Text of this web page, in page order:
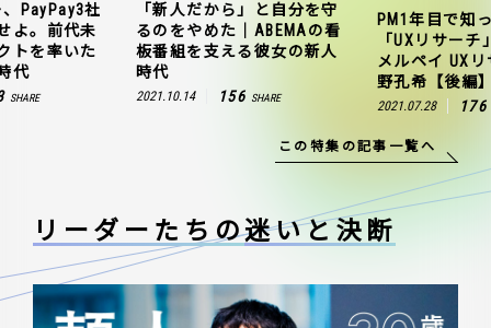
PayPay3社
よ。前代未
トを率いた
代
SHARE
「新人だから」と自分を守
るのをやめた｜ABEMAの看
板番組を支える彼女の新人
時代
2021.10.14 156 SHARE
PM1年目で知
「UXリサー
メルペイ UX
野孔希【後編
2021.07.28 176
この特集の記事一覧へ
リーダーたちの迷いと決断